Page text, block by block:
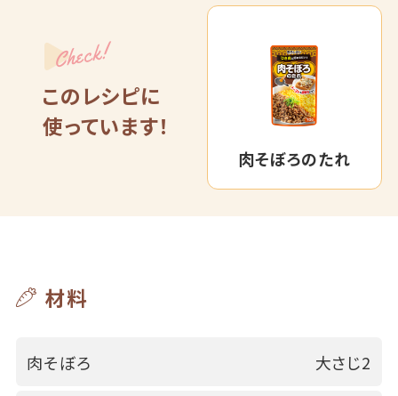
Check!
このレシピに
使っています！
肉そぼろのたれ
材料
肉そぼろ 大さじ2